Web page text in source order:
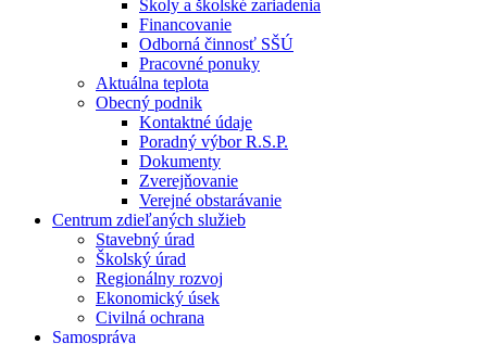
Školy a školské zariadenia
Financovanie
Odborná činnosť SŠÚ
Pracovné ponuky
Aktuálna teplota
Obecný podnik
Kontaktné údaje
Poradný výbor R.S.P.
Dokumenty
Zverejňovanie
Verejné obstarávanie
Centrum zdieľaných služieb
Stavebný úrad
Školský úrad
Regionálny rozvoj
Ekonomický úsek
Civilná ochrana
Samospráva